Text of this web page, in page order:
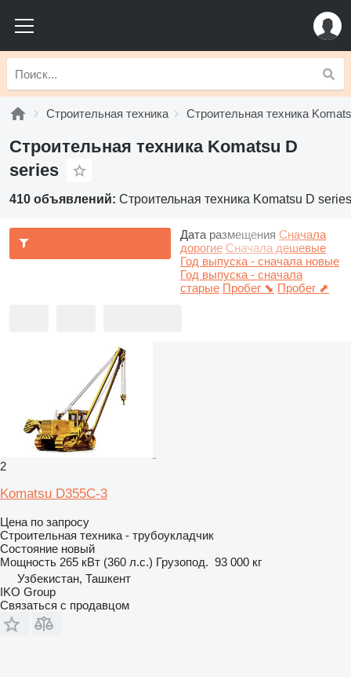
Строительная техника Строительная техника
Строительная техника Komatsu D
series
410 объявлений: Строительная техника Komatsu D series
Дата размещения Сначала
дорогие Сначала дешевые
Год выпуска - сначала новые
Год выпуска - сначала
старые Пробег ⬊ Пробег ⬈
2
Komatsu D355C-3
Цена по запросу
Строительная техника - трубоукладчик
Состояние новый
Мощность 265 кВт (360 л.с.) Грузопод. 93 000 кг
Узбекистан, Ташкент
IKO Group
Связаться с продавцом